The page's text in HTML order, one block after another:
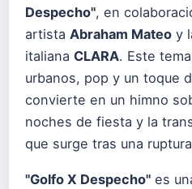
Despecho", en
artista Abraham Mateo y
italiana CLARA. Este
urbanos, pop y un toque
convierte en un himno
noches de fiesta y la
que surge tras una
"Golfo X Despecho" es